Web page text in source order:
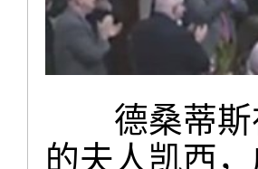
德桑蒂斯
的夫人凯西